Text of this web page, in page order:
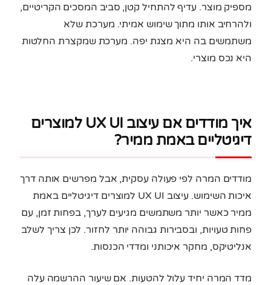
מספיק מוצר. עדיף להתחיל קטן, סביב המסכים הקריטיים,
ולהרחיב אותו מתוך שימוש אמיתי. מערכת שלא
משתמשים בה היא מצגת יפה. מערכת שמקצרת החלטות
היא נכס מוצרי.
איך מודדים אם עיצוב UX UI למוצרים
דיגיטליים באמת ממיר?
מודדים המרה לפי פעולה עסקית, אבל מפרשים אותה דרך
איכות השימוש. עיצוב UX UI למוצרים דיגיטליים באמת
ממיר כאשר יותר משתמשים מגיעים לערך, בפחות זמן, עם
פחות טעויות, ובסבירות גבוהה יותר לחזור. לכן צריך לשלב
אנליטיקס, מחקר איכותני ומדדי הכנסות.
מדד המרה יחיד עלול להטעות. אם שיעור ההרשמה עלה